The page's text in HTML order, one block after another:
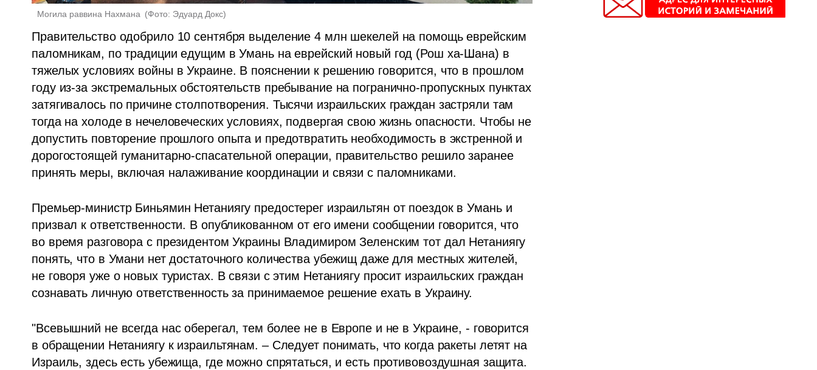
Могила раввина Нахмана (Фото: Эдуард Докс)
Правительство одобрило 10 сентября выделение 4 млн шекелей на помощь еврейским
паломникам, по традиции едущим в Умань на еврейский новый год (Рош ха-Шана) в
тяжелых условиях войны в Украине. В пояснении к решению говорится, что в прошлом
году из-за экстремальных обстоятельств пребывание на погранично-пропускных пунктах
затягивалось по причине столпотворения. Тысячи израильских граждан застряли там
тогда на холоде в нечеловеческих условиях, подвергая свою жизнь опасности. Чтобы не
допустить повторение прошлого опыта и предотвратить необходимость в экстренной и
дорогостоящей гуманитарно-спасательной операции, правительство решило заранее
принять меры, включая налаживание координации и связи с паломниками.
Премьер-министр Биньямин Нетаниягу предостерег израильтян от поездок в Умань и
призвал к ответственности. В опубликованном от его имени сообщении говорится, что
во время разговора с президентом Украины Владимиром Зеленским тот дал Нетаниягу
понять, что в Умани нет достаточного количества убежищ даже для местных жителей,
не говоря уже о новых туристах. В связи с этим Нетаниягу просит израильских граждан
сознавать личную ответственность за принимаемое решение ехать в Украину.
"Всевышний не всегда нас оберегал, тем более не в Европе и не в Украине, - говорится
в обращении Нетаниягу к израильтянам. – Следует понимать, что когда ракеты летят на
Израиль, здесь есть убежища, где можно спрятаться, и есть противовоздушная защита.